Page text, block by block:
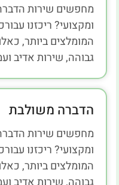
מחפשים שירות
ומקצועי? ריכזנו
המומלצים ביותר,
גבוהה, שירות אדיב
הדברה משולבת
מחפשים שירות
ומקצועי? ריכזנו
המומלצים ביותר,